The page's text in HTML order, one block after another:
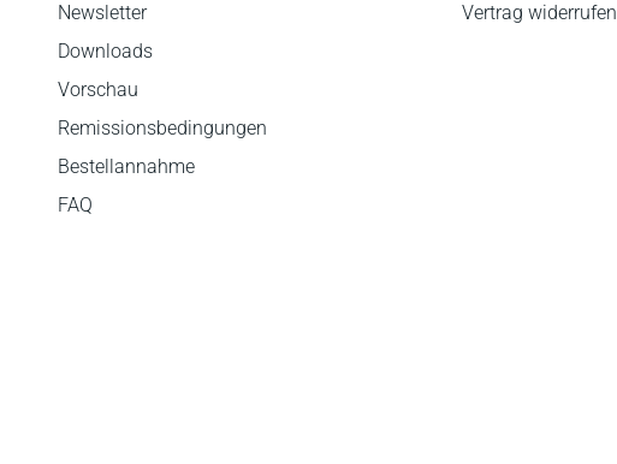
Newsletter
Downloads
Vorschau
Remissionsbedingungen
Bestellannahme
FAQ
Vertrag widerrufen